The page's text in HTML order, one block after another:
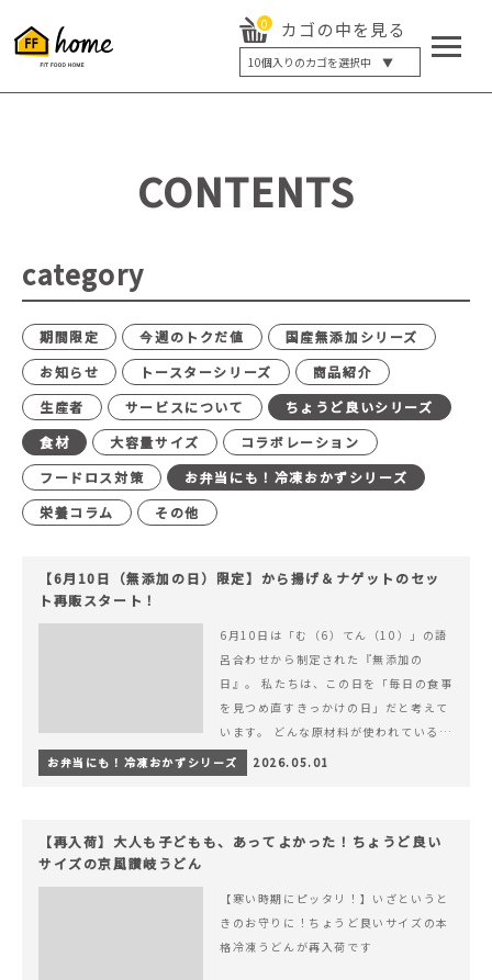
0 カゴの中を見る
10個入りのカゴを選択中 ▼
5個入り
20個入り
最大12%OFF
CONTENTS
category
期間限定 今週のトクだ値
国産無添加シリーズ
お知らせ
トースターシリーズ
商品紹介
生産者
サービスについて
ちょうど良いシリーズ
食材
大容量サイズ
コラボレーション
フードロス対策
お弁当にも！冷凍おかずシリーズ
栄養コラム
その他
【6月10日（無添加の日）限定】から揚げ＆ナゲットのセッ
ト再販スタート！
6月10日は「む（6）てん（10）」の語
呂合わせから制定された『無添加の
日』。 私たちは、この日を「毎日の食事
を見つめ直すきっかけの日」だと考えて
います。 どんな原材料が使われているの
か。 どのようにつくられているのか。&
hellip; 続きを読む 【6月10日（無添加
お弁当にも！冷凍おかずシリーズ 2026.05.01
【再入荷】大人も子どもも、あってよかった！ちょうど良い
サイズの京風讃岐うどん
【寒い時期にピッタリ！】いざというと
きのお守りに！ちょうど良いサイズの本
格冷凍うどんが再入荷です